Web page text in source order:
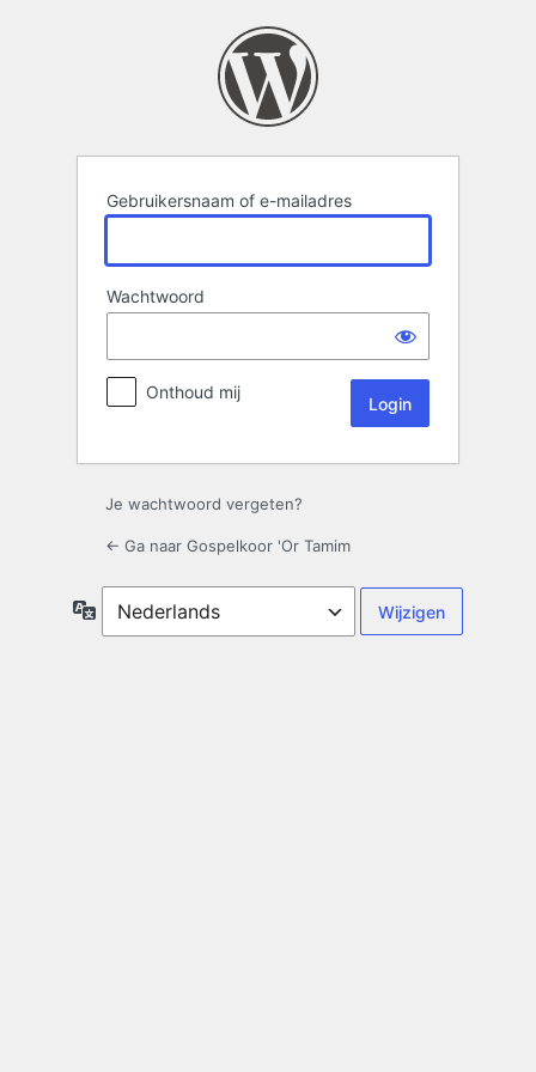
Gebruikersnaam of e-mailadres
Wachtwoord
Onthoud mij
Je wachtwoord vergeten?
← Ga naar Gospelkoor 'Or Tamim
Taal